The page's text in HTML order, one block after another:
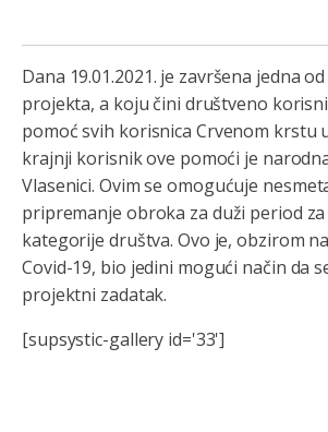
Dana 19.01.2021. je završena jedna
projekta, a koju čini društveno
pomoć svih korisnica Crvenom krstu
krajnji korisnik ove pomoći je
Vlasenici. Ovim se omogućuje
pripremanje obroka za duži period
kategorije društva. Ovo je, obzirom
Covid-19, bio jedini mogući način da
projektni zadatak.
[supsystic-gallery id='33']